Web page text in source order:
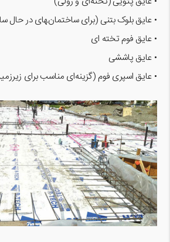
• عایق بلوک بتنی (برای ساختمان‌‍های در حال
• عایق فوم تخته ای
• عایق پاششی
• عایق اسپری فوم (گزینه‌ای مناسب برای